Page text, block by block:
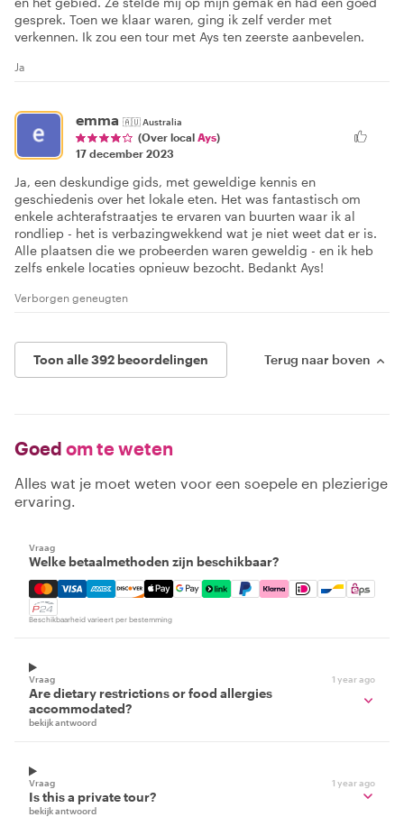
gesprek. Toen we klaar waren, ging ik zelf verder met
verkennen. Ik zou een tour met Ays ten zeerste aanbevelen.
Ja
emma 🇦🇺Australia
(Over local Ays)
17 december 2023
Ja, een deskundige gids, met geweldige kennis en
geschiedenis over het lokale eten. Het was fantastisch om
enkele achterafstraatjes te ervaren van buurten waar ik al
rondliep - het is verbazingwekkend wat je niet weet dat er is.
Alle plaatsen die we probeerden waren geweldig - en ik heb
zelfs enkele locaties opnieuw bezocht. Bedankt Ays!
Verborgen geneugten
Toon alle 392 beoordelingen Terug naar boven
Goed om te weten
Alles wat je moet weten voor een soepele en plezierige
ervaring.
Vraag
Welke betaalmethoden zijn beschikbaar?
Mastercard, Visa, Amex, Discover, Apple Pay, Google
Beschikbaarheid varieert per bestemming
Vraag 1 year ago
Are dietary restrictions or food allergies
accommodated?
bekijk antwoord
Vraag 1 year ago
Is this a private tour?
bekijk antwoord